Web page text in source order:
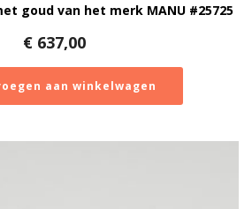
goud van het merk MANU #25725
€637,00
aan winkelwagen